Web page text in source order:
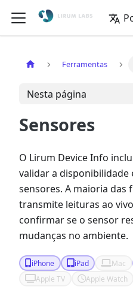
Ferramentas
Nesta página
Sensores
O Lirum Device Info
validar a
sensores. A maioria das
transmite leituras ao
confirmar se o sensor
mudanças no ambiente.
iPhone iPad Mac
Apple TV
Apple Watch